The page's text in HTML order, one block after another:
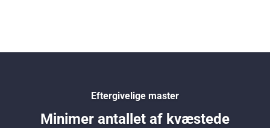
Eftergivelige master
Minimer antallet af kvæstede